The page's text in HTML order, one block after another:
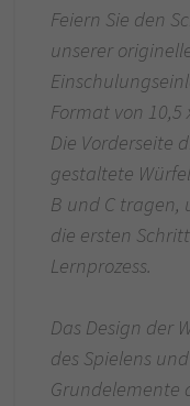
Feiern Sie den
unserer
Format von
Die Vorderseite
gestaltete
B und C tragen,
die ersten
Lernprozess.
Das Design der
des Spielens
Grundelemente